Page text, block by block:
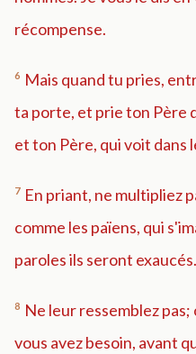
récompense.
6 Mais quand tu pries,
ta porte, et prie ton Père
et ton Père, qui voit dans
7 En priant, ne multipliez
comme les païens, qui
paroles ils seront exaucés.
8 Ne leur ressemblez
vous avez besoin, avant